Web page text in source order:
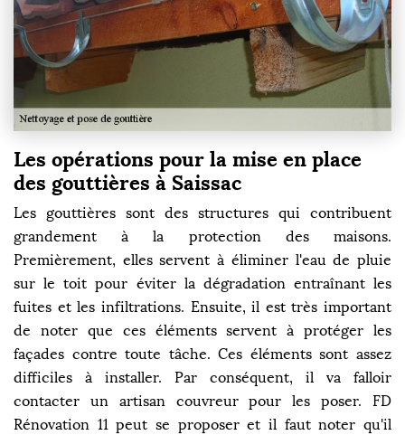
Les opérations pour la mise en place
des gouttières à Saissac
Les gouttières sont des structures qui contribuent
grandement à la protection des maisons.
Premièrement, elles servent à éliminer l'eau de pluie
sur le toit pour éviter la dégradation entraînant les
fuites et les infiltrations. Ensuite, il est très important
de noter que ces éléments servent à protéger les
façades contre toute tâche. Ces éléments sont assez
difficiles à installer. Par conséquent, il va falloir
contacter un artisan couvreur pour les poser. FD
Rénovation 11 peut se proposer et il faut noter qu'il